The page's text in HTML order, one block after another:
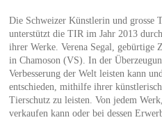
Die Schweizer Künstlerin und grosse
unterstützt die TIR im Jahr 2013
ihrer Werke. Verena Segal, gebürtige
in Chamoson (VS). In der
Verbesserung der Welt leisten kann
entschieden, mithilfe ihrer
Tierschutz zu leisten. Von jedem
verkaufen kann oder bei dessen